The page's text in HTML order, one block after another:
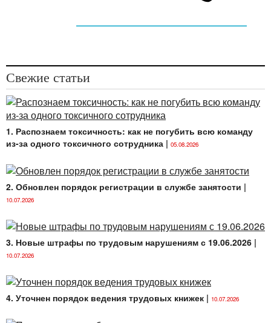
Свежие статьи
1. Распознаем токсичность: как не погубить всю команду
из-за одного токсичного сотрудника | 05.08.2026
2. Обновлен порядок регистрации в службе занятости |
10.07.2026
3. Новые штрафы по трудовым нарушениям с 19.06.2026 |
10.07.2026
4. Уточнен порядок ведения трудовых книжек | 10.07.2026